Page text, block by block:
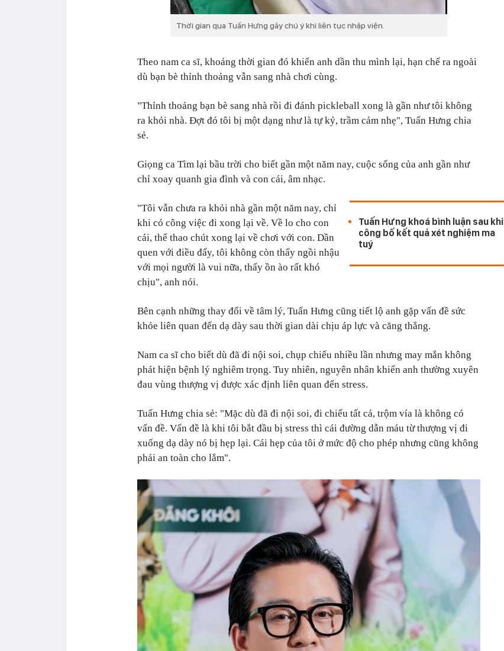
Thời gian qua Tuấn Hưng gây chú ý khi liên tục nhập viện.
Theo nam ca sĩ, khoảng thời gian đó khiến anh dần thu mình lại, hạn chế ra ngoài
dù bạn bè thỉnh thoảng vẫn sang nhà chơi cùng.
"Thỉnh thoảng bạn bè sang nhà rồi đi đánh pickleball xong là gần như tôi không
ra khỏi nhà. Đợt đó tôi bị một dạng như là tự kỷ, trầm cảm nhẹ", Tuấn Hưng chia
sẻ.
Giọng ca Tìm lại bầu trời cho biết gần một năm nay, cuộc sống của anh gần như
chỉ xoay quanh gia đình và con cái, âm nhạc.
Tuấn Hưng khoá bình luận sau khi
công bố kết quả xét nghiệm ma
tuý
"Tôi vẫn chưa ra khỏi nhà gần một năm nay, chỉ
khi có công việc đi xong lại về. Về lo cho con
cái, thể thao chút xong lại về chơi với con. Dần
quen với điều đấy, tôi không còn thấy ngồi nhậu
với mọi người là vui nữa, thấy ồn ào rất khó
chịu", anh nói.
Bên cạnh những thay đổi về tâm lý, Tuấn Hưng cũng tiết lộ anh gặp vấn đề sức
khỏe liên quan đến dạ dày sau thời gian dài chịu áp lực và căng thẳng.
Nam ca sĩ cho biết dù đã đi nội soi, chụp chiếu nhiều lần nhưng may mắn không
phát hiện bệnh lý nghiêm trọng. Tuy nhiên, nguyên nhân khiến anh thường xuyên
đau vùng thượng vị được xác định liên quan đến stress.
Tuấn Hưng chia sẻ: "Mặc dù đã đi nội soi, đi chiếu tất cả, trộm vía là không có
vấn đề. Vấn đề là khi tôi bắt đầu bị stress thì cái đường dẫn máu từ thượng vị đi
xuống dạ dày nó bị hẹp lại. Cái hẹp của tôi ở mức độ cho phép nhưng cũng không
phải an toàn cho lắm".